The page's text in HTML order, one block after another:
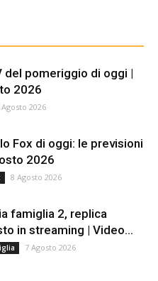
del pomeriggio di oggi |
2026
Agosto 2026
Fox di oggi: le previsioni
2026
8 Agosto 2026
famiglia 2, replica
in streaming | Video...
7 Agosto 2026